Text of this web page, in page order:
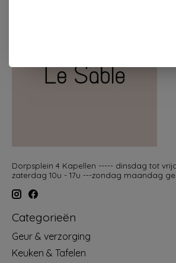
Dorpsplein 4 Kapellen ----- dinsdag tot
zaterdag 10u - 17u ---zondag maandag
Categorieën
Geur & verzorging
Keuken & Tafelen